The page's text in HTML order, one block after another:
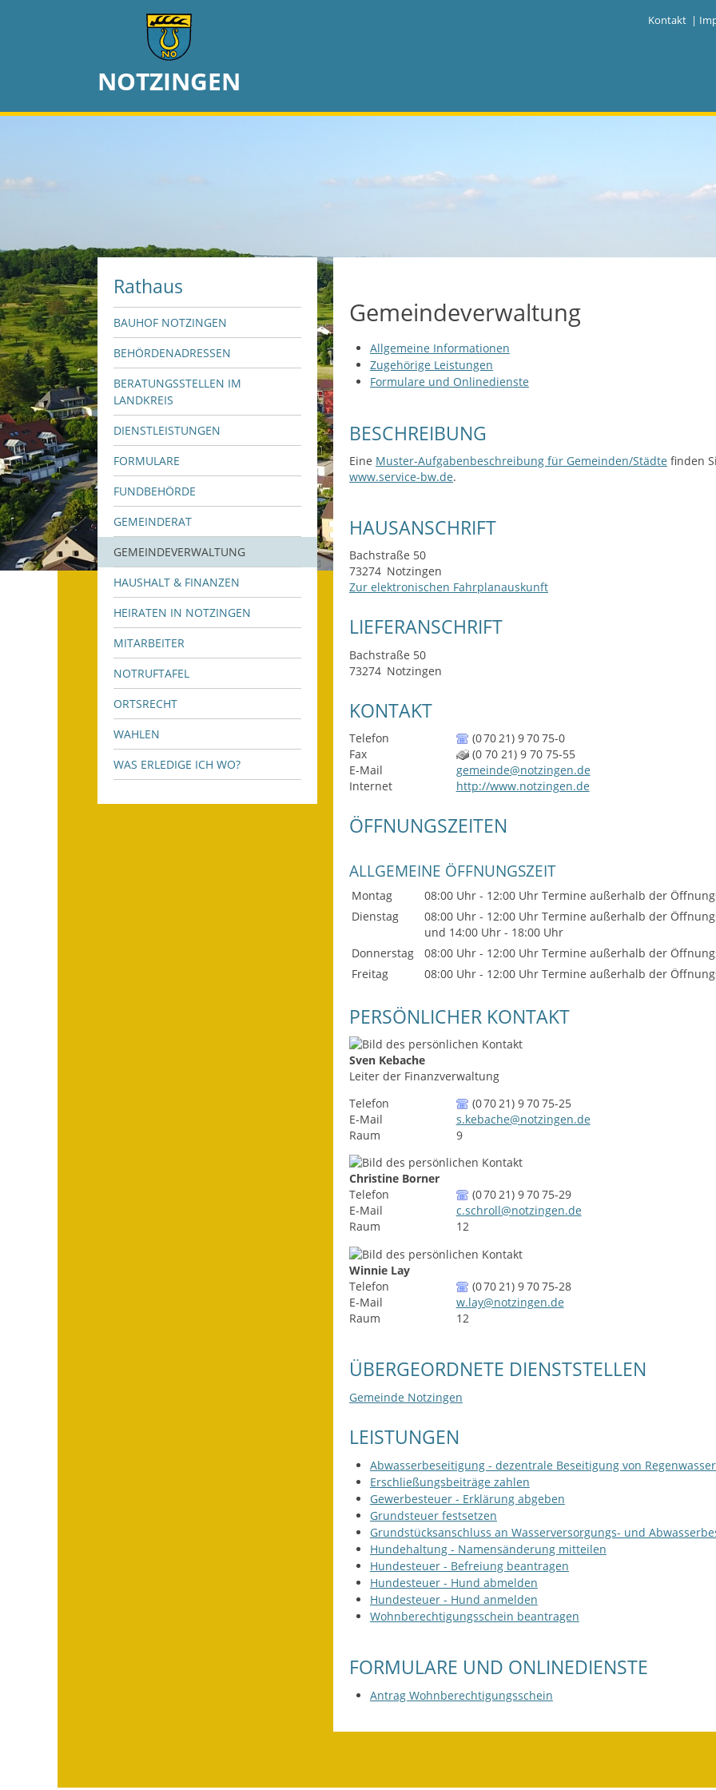
Kontakt |
NOTZINGEN
Rathaus
BAUHOF NOTZINGEN
BEHÖRDENADRESSEN
BERATUNGSSTELLEN IM
LANDKREIS
DIENSTLEISTUNGEN
FORMULARE
FUNDBEHÖRDE
GEMEINDERAT
GEMEINDEVERWALTUNG
HAUSHALT & FINANZEN
HEIRATEN IN NOTZINGEN
MITARBEITER
NOTRUFTAFEL
ORTSRECHT
WAHLEN
WAS ERLEDIGE ICH WO?
Gemeindeverwaltung
Allgemeine Informationen
Zugehörige Leistungen
Formulare und Onlinedienste
BESCHREIBUNG
Eine Muster-Aufgabenbeschreibung für Gemeinden/Städte finden
www.service-bw.de.
HAUSANSCHRIFT
Bachstraße 50
73274 Notzingen
Zur elektronischen Fahrplanauskunft
LIEFERANSCHRIFT
Bachstraße 50
73274 Notzingen
KONTAKT
Telefon (07021) 97075-0
Fax
(0 70 21) 9 70 75-55
E-Mail
gemeinde@notzingen.de
Internet
http://www.notzingen.de
ÖFFNUNGSZEITEN
ALLGEMEINE ÖFFNUNGSZEIT
Montag 08:00 Uhr - 12:00 Uhr Termine außerhalb der
Dienstag
08:00 Uhr - 12:00 Uhr Termine außerhalb der
und 14:00 Uhr - 18:00 Uhr
Donnerstag
08:00 Uhr - 12:00 Uhr Termine außerhalb der
Freitag
08:00 Uhr - 12:00 Uhr Termine außerhalb der
PERSÖNLICHER KONTAKT
Sven Kebache
Leiter der Finanzverwaltung
Telefon
(07021) 97075-25
E-Mail
s.kebache@notzingen.de
Raum
9
Christine Borner
Telefon
(07021) 97075-29
E-Mail
c.schroll@notzingen.de
Raum
12
Winnie Lay
Telefon
(07021) 97075-28
E-Mail
w.lay@notzingen.de
Raum
12
ÜBERGEORDNETE DIENSTSTELLEN
Gemeinde Notzingen
LEISTUNGEN
Abwasserbeseitigung - dezentrale Beseitigung von
Erschließungsbeiträge zahlen
Gewerbesteuer - Erklärung abgeben
Grundsteuer festsetzen
Grundstücksanschluss an Wasserversorgungs- und
Hundehaltung - Namensänderung mitteilen
Hundesteuer - Befreiung beantragen
Hundesteuer - Hund abmelden
Hundesteuer - Hund anmelden
Wohnberechtigungsschein beantragen
FORMULARE UND ONLINEDIENSTE
Antrag Wohnberechtigungsschein